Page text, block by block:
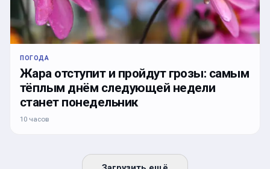
ПОГОДА
Жара отступит и пройдут грозы: самым
тёплым днём следующей недели
станет понедельник
10 часов